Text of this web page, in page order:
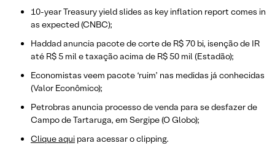
10-year Treasury yield slides as key inflation report comes in
as expected (CNBC);
Haddad anuncia pacote de corte de R$ 70 bi, isenção de IR
até R$ 5 mil e taxação acima de R$ 50 mil (Estadão);
Economistas veem pacote ‘ruim’ nas medidas já conhecidas
(Valor Econômico);
Petrobras anuncia processo de venda para se desfazer de
Campo de Tartaruga, em Sergipe (O Globo);
Clique aqui para acessar o clipping.